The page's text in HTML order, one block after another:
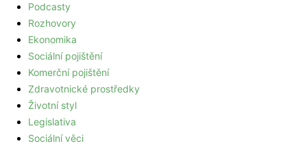
Podcasty
Rozhovory
Ekonomika
Sociální pojištění
Komerční pojištění
Zdravotnické prostředky
Životní styl
Legislativa
Sociální věci